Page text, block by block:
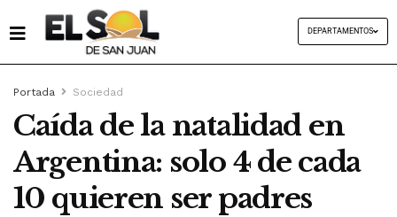
DEPARTAMENTOS
Portada Sociedad
Caída de la natalidad en
Argentina: solo 4 de cada
10 quieren ser padres